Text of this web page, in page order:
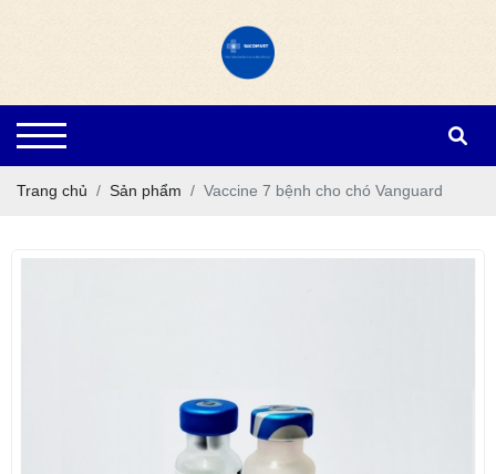
Trang chủ Sản phẩm Vaccine 7 bệnh cho chó Vanguard